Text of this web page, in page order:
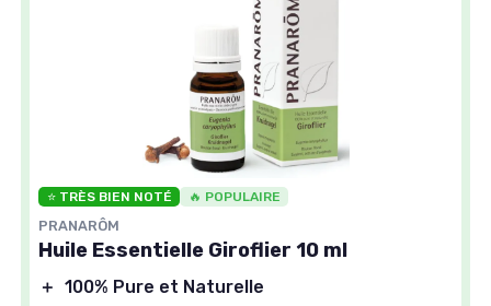
⭐ TRÈS BIEN NOTÉ 🔥 POPULAIRE
PRANARÔM
Huile Essentielle Giroflier 10 ml
＋ 100% Pure et Naturelle